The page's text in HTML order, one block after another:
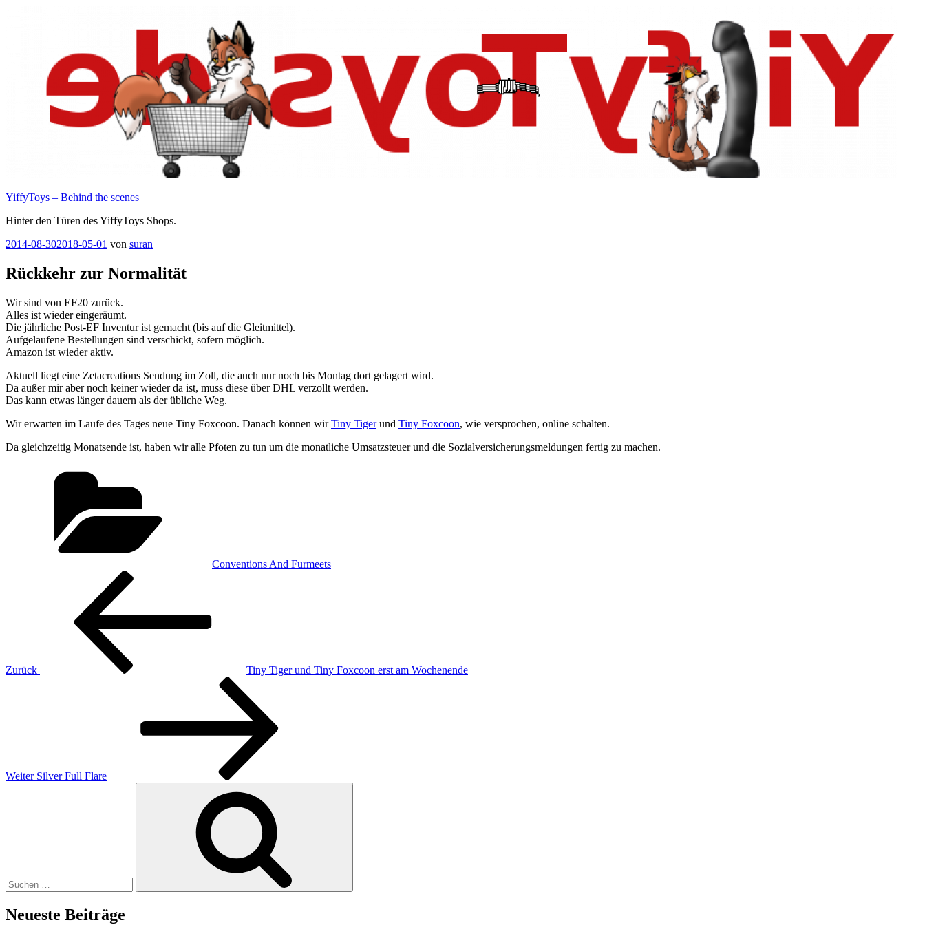
YiffyToys – Behind the scenes
Hinter den Türen des YiffyToys Shops.
Veröffentlicht
2014-08-302018-05-01 von suran
Rückkehr zur Normalität
Wir sind von EF20 zurück.
Alles ist wieder eingeräumt.
Die jährliche Post-EF Inventur ist gemacht (bis auf die Gleitmittel).
Aufgelaufene Bestellungen sind verschickt, sofern möglich.
Amazon ist wieder aktiv.
Aktuell liegt eine Zetacreations Sendung im Zoll, die auch nur noch bis Montag dort gelagert wird.
Da außer mir aber noch keiner wieder da ist, muss diese über DHL verzollt werden.
Das kann etwas länger dauern als der übliche Weg.
Wir erwarten im Laufe des Tages neue Tiny Foxcoon. Danach können wirTiny Tigerund Tiny Foxcoon, wie versprochen, online schalten.
Da gleichzeitig Monatsende ist, haben wir alle Pfoten zu tun um die monatliche Umsatzsteuer und die Sozialversicherungsmeldungen fertig zu machen.
Conventions And Furmeets
Beitragsnavigation
Zurück
Tiny Tiger und Tiny Foxcoon erst am Wochenende
Weiter Silver Full Flare
Neueste Beiträge